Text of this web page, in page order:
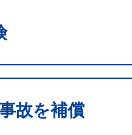
故を補償